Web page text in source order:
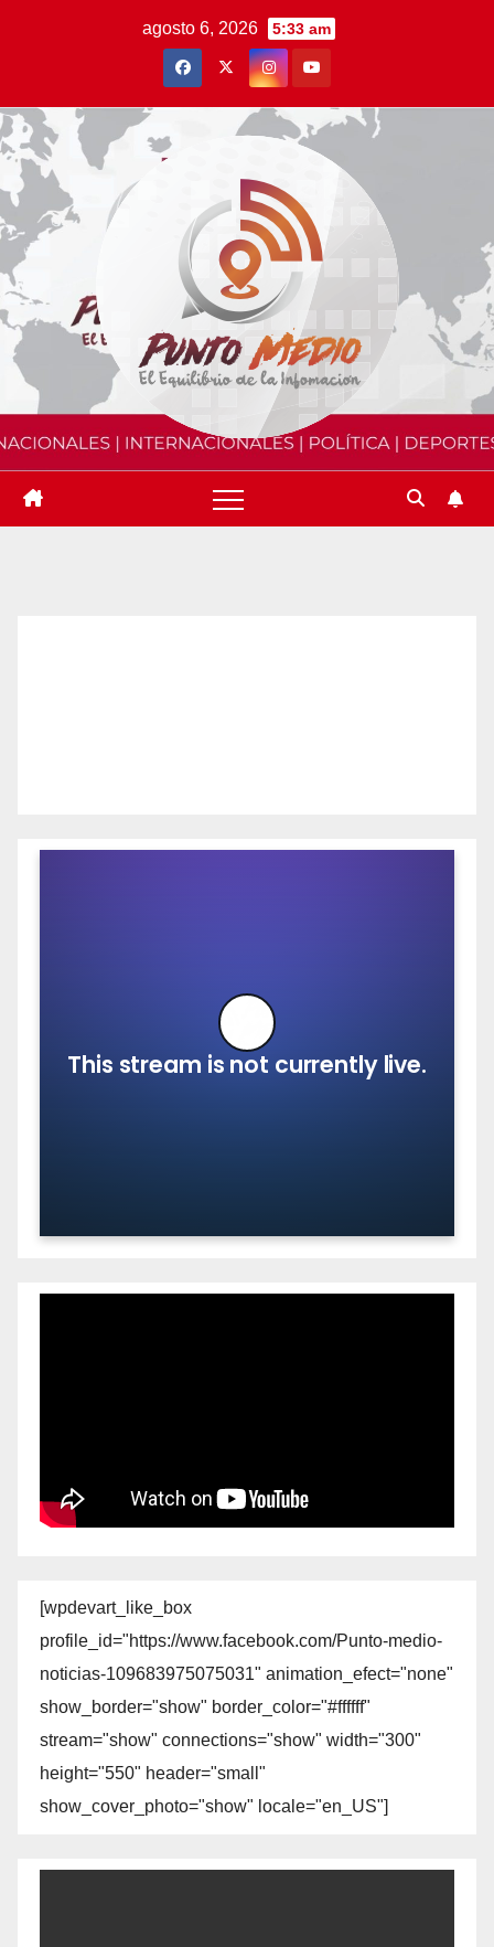
agosto 6, 2026 5:33 am
[wpdevart_like_box
profile_id="https://www.facebook.com/Punto-medio-
noticias-109683975075031" animation_efect="none"
show_border="show" border_color="#ffffff"
stream="show" connections="show" width="300"
height="550" header="small"
show_cover_photo="show" locale="en_US"]